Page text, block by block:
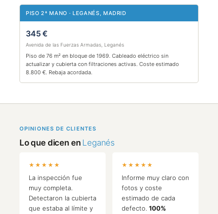
PISO 2ª MANO · LEGANÉS, MADRID
345 €
Avenida de las Fuerzas Armadas, Leganés
Piso de 76 m² en bloque de 1969. Cableado eléctrico sin
actualizar y cubierta con filtraciones activas. Coste estimado
8.800 €. Rebaja acordada.
OPINIONES DE CLIENTES
Lo que dicen en Leganés
★★★★★
La inspección fue
muy completa.
Detectaron la cubierta
que estaba al límite y
★★★★★
Informe muy claro con
fotos y coste
estimado de cada
defecto. 100%